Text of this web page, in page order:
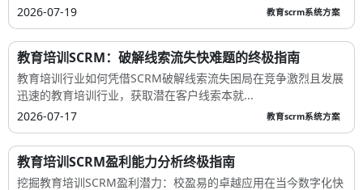
2026-07-19
教育scrm系统方案
教育培训SCRM：破解线索流失快难题的终极指南
教育培训行业如何凭借SCRM破解线索流失困局在竞争激烈且发展
迅速的教育培训行业，获取潜在客户线索本就...
2026-07-17
教育scrm系统方案
教育培训SCRM盈利能力分析终极指南
挖掘教育培训SCRM盈利潜力：校盈易的卓越应用在当今数字化快